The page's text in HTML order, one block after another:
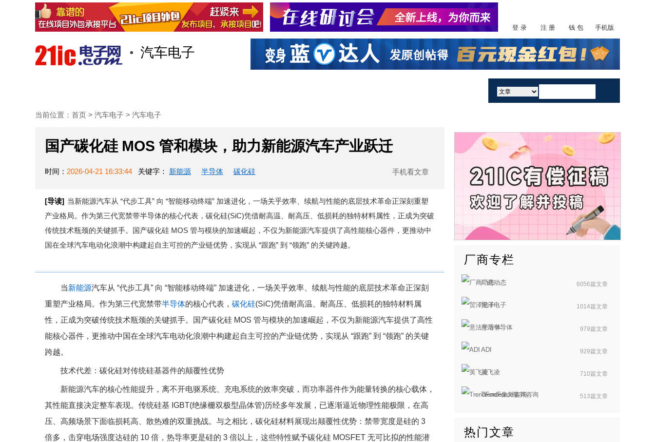
登 录 注 册 钱 包 手机版
汽车电子
当前位置： 首页 > 汽车电子 > 汽车电子
国产碳化硅 MOS 管和模块，助力新能源汽车产业跃迁
时间： 2026-04-21 16:33:44 关键字： 新能源 半导体 碳化硅 手机看文章
[导读] 当新能源汽车从 “代步工具” 向 “智能移动终端” 加速进化，一场关乎效率、续航与性能的底层技术革命正深刻重塑
产业格局。作为第三代宽禁带半导体的核心代表，碳化硅(SiC)凭借耐高温、耐高压、低损耗的独特材料属性，正成为突破
传统技术瓶颈的关键抓手。国产碳化硅 MOS 管与模块的加速崛起，不仅为新能源汽车提供了高性能核心器件，更推动中
国在全球汽车电动化浪潮中构建起自主可控的产业链优势，实现从 “跟跑” 到 “领跑” 的关键跨越。
当新能源汽车从 “代步工具” 向 “智能移动终端” 加速进化，一场关乎效率、续航与性能的底层技术革命正深刻
重塑产业格局。作为第三代宽禁带半导体的核心代表， 碳化硅(SiC)凭借耐高温、耐高压、低损耗的独特材料属
性，正成为突破传统技术瓶颈的关键抓手。国产碳化硅 MOS 管与模块的加速崛起，不仅为新能源汽车提供了高性
能核心器件，更推动中国在全球汽车电动化浪潮中构建起自主可控的产业链优势，实现从 “跟跑” 到 “领跑” 的关键
跨越。
技术代差：碳化硅对传统硅基器件的颠覆性优势
新能源汽车的核心性能提升，离不开电驱系统、充电系统的效率突破，而功率器件作为能量转换的核心载体，
其性能直接决定整车表现。传统硅基 IGBT(绝缘栅双极型晶体管)历经多年发展，已逐渐逼近物理性能极限，在高
压、高频场景下面临损耗高、散热难的双重挑战。与之相比，碳化硅材料展现出颠覆性优势：禁带宽度是硅的 3
倍多，击穿电场强度达硅的 10 倍，热导率更是硅的 3 倍以上，这些特性赋予碳化硅 MOSFET 无可比拟的性能潜
厂商专栏
厂商动态 6056篇文章
贸泽电子 1014篇文章
意法半导体 979篇文章
ADI 929篇文章
英飞凌 710篇文章
TrendForce集邦咨询 513篇文章
热门文章